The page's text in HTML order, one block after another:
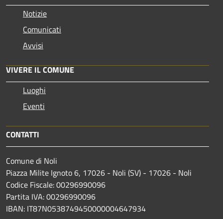
Notizie
Comunicati
Avvisi
VIVERE IL COMUNE
Luoghi
Eventi
CONTATTI
Comune di Noli
Piazza Milite Ignoto 6, 17026 - Noli (SV) - 17026 - Noli
Codice Fiscale: 00296990096
Partita IVA: 00296990096
IBAN: IT87N0538749450000004647934